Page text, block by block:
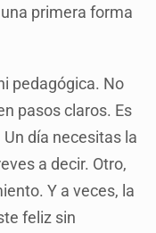
primera forma
pedagógica. No
pasos claros. Es
día necesitas la
a decir. Otro,
Y a veces, la
feliz sin